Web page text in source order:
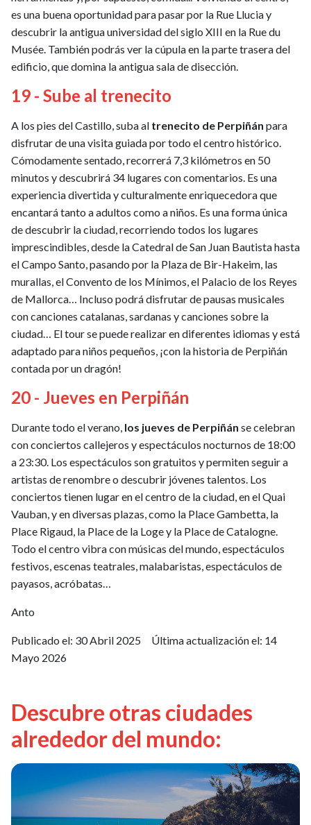
es una buena oportunidad para pasar por la Rue Llucia y
descubrir la antigua universidad del siglo XIII en la Rue du
Musée. También podrás ver la cúpula en la parte trasera del
edificio, que domina la antigua sala de disección.
19 - Sube al trenecito
A los pies del Castillo, suba al trenecito de Perpiñán para
disfrutar de una visita guiada por todo el centro histórico.
Cómodamente sentado, recorrerá 7,3 kilómetros en 50
minutos y descubrirá 34 lugares con comentarios. Es una
experiencia divertida y culturalmente enriquecedora que
encantará tanto a adultos como a niños. Es una forma única
de descubrir la ciudad, recorriendo todos los lugares
imprescindibles, desde la Catedral de San Juan Bautista hasta
el Campo Santo, pasando por la Plaza de Bir-Hakeim, las
murallas, el Convento de los Mínimos, el Palacio de los Reyes
de Mallorca… Incluso podrá disfrutar de pausas musicales
con canciones catalanas, sardanas y canciones sobre la
ciudad… El tour se puede realizar en diferentes idiomas y está
adaptado para niños pequeños, ¡con la historia de Perpiñán
contada por un dragón!
20 - Jueves en Perpiñán
Durante todo el verano, los jueves de Perpiñán se celebran
con conciertos callejeros y espectáculos nocturnos de 18:00
a 23:30. Los espectáculos son gratuitos y permiten seguir a
artistas de renombre o descubrir jóvenes talentos. Los
conciertos tienen lugar en el centro de la ciudad, en el Quai
Vauban, y en diversas plazas, como la Place Gambetta, la
Place Rigaud, la Place de la Loge y la Place de Catalogne.
Todo el centro vibra con músicas del mundo, espectáculos
festivos, escenas teatrales, malabaristas, espectáculos de
payasos, acróbatas…
Anto
Publicado el: 30 Abril 2025 Última actualización el: 14
Mayo 2026
Descubre otras ciudades
alrededor del mundo: